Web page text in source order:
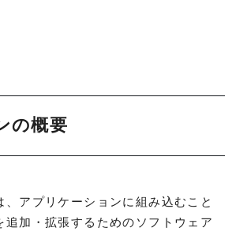
の概要
、アプリケーションに組み込むこと
追加・拡張するためのソフトウェア